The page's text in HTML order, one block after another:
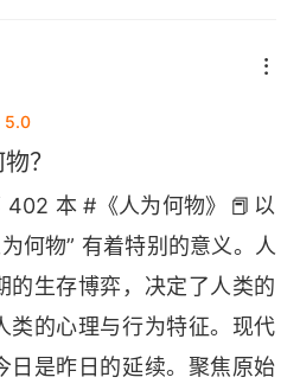
世界分布
园到伊甸园
二虎
惨？
存在，可谓生死一线，个人
不赢的，食既无靠，色亦
5.0
？
本 #《人为何物》 📕 以
何物” 有着特别的意义。人
的生存博弈，决定了人类的
类的心理与行为特征。现代
日是昨日的延续。聚焦原始